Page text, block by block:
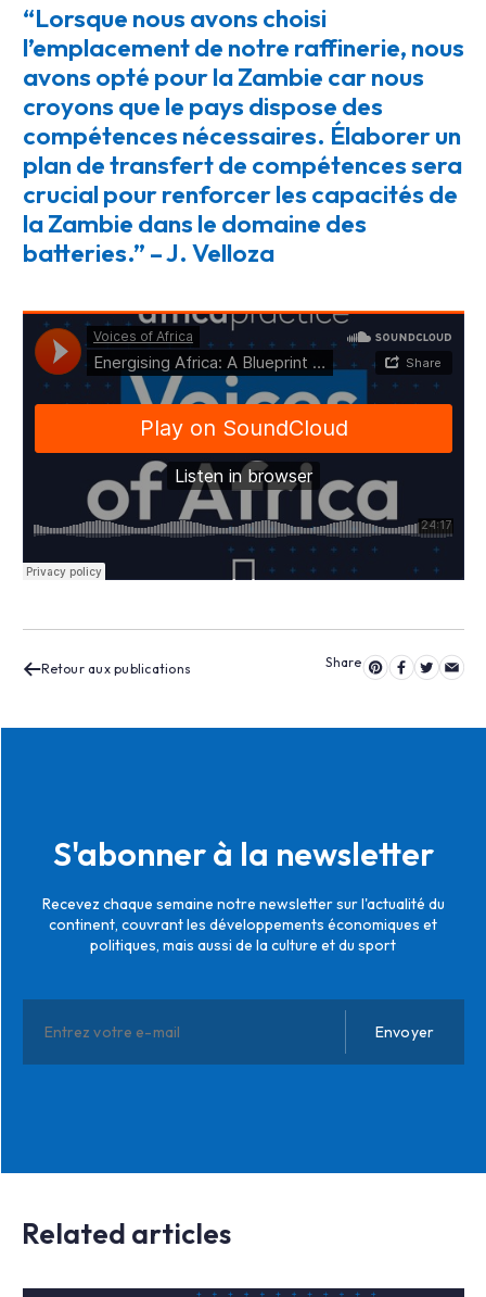
“Lorsque nous avons choisi
l’emplacement de notre raffinerie, nous
avons opté pour la Zambie car nous
croyons que le pays dispose des
compétences nécessaires. Élaborer un
plan de transfert de compétences sera
crucial pour renforcer les capacités de
la Zambie dans le domaine des
batteries.” – J. Velloza
Retour aux publications
S'abonner à la newsletter
Recevez chaque semaine notre newsletter sur l'actualité du
continent, couvrant les développements économiques et
politiques, mais aussi de la culture et du sport
Related articles